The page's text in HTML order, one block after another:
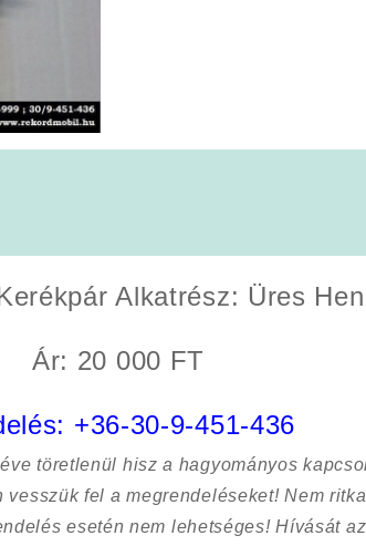
Alkatrész: Üres
Ár: 20 000 FT
+36-30-9-451-436
töretlenül hisz a hagyományos
vesszük fel a megrendeléseket! Nem
esetén nem lehetséges! Hívását